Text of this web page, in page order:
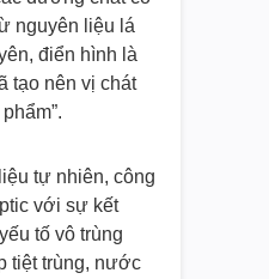
nguyên liệu lá
điển hình là
tạo nên vị chát
tự nhiên, công
với sự kết
tố vô trùng
tiệt trùng, nước